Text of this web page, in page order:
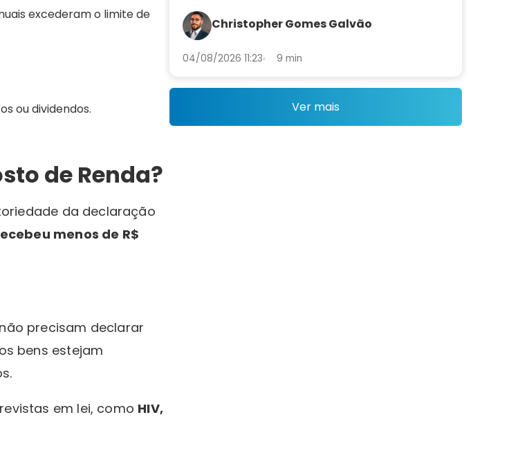
excederam o limite de
ou dividendos.
de Renda?
da declaração
menos de R$
não precisam declarar
bens estejam
em lei, como HIV,
curva superam os ETFs de IMA-B
Christopher Gomes Galvão
04/08/2026 11:23 9 min
Ver mais